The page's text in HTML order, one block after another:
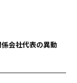
係会社代表の異動